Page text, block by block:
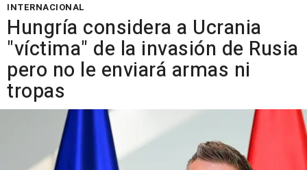
INTERNACIONAL
Hungría considera a Ucrania
"víctima" de la invasión de Rusia
pero no le enviará armas ni
tropas